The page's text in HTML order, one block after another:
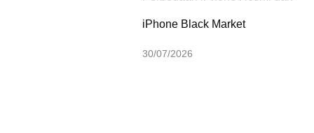
iPhone Black Market
30/07/2026